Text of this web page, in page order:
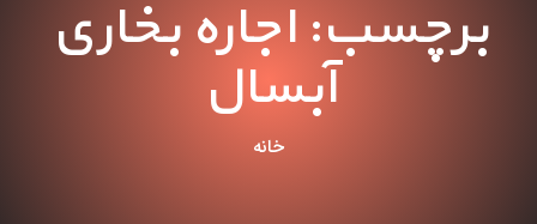
برچسب: اجاره بخاری
آبسال
خانه